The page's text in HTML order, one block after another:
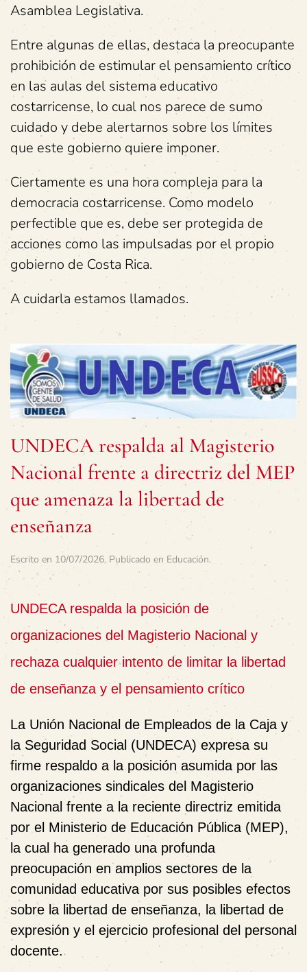
Asamblea Legislativa.
Entre algunas de ellas, destaca la preocupante
prohibición de estimular el pensamiento crítico
en las aulas del sistema educativo
costarricense, lo cual nos parece de sumo
cuidado y debe alertarnos sobre los límites
que este gobierno quiere imponer.
Ciertamente es una hora compleja para la
democracia costarricense. Como modelo
perfectible que es, debe ser protegida de
acciones como las impulsadas por el propio
gobierno de Costa Rica.
A cuidarla estamos llamados.
UNDECA respalda al Magisterio
Nacional frente a directriz del MEP
que amenaza la libertad de
enseñanza
Escrito en 10/07/2026. Publicado en Educación.
UNDECA respalda la posición de
organizaciones del Magisterio Nacional y
rechaza cualquier intento de limitar la libertad
de enseñanza y el pensamiento crítico
La Unión Nacional de Empleados de la Caja y
la Seguridad Social (UNDECA) expresa su
firme respaldo a la posición asumida por las
organizaciones sindicales del Magisterio
Nacional frente a la reciente directriz emitida
por el Ministerio de Educación Pública (MEP),
la cual ha generado una profunda
preocupación en amplios sectores de la
comunidad educativa por sus posibles efectos
sobre la libertad de enseñanza, la libertad de
expresión y el ejercicio profesional del personal
docente.